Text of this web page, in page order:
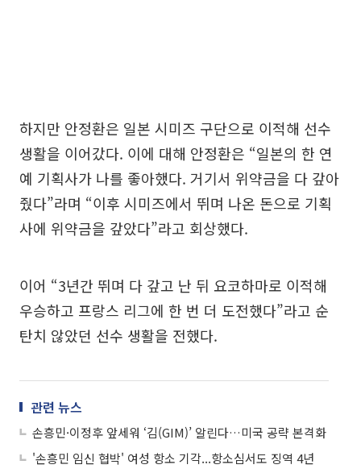
하지만 안정환은 일본 시미즈 구단으로 이적해 선수
생활을 이어갔다. 이에 대해 안정환은 “일본의 한 연
예 기획사가 나를 좋아했다. 거기서 위약금을 다 갚아
줬다”라며 “이후 시미즈에서 뛰며 나온 돈으로 기획
사에 위약금을 갚았다”라고 회상했다.
이어 “3년간 뛰며 다 갚고 난 뒤 요코하마로 이적해
우승하고 프랑스 리그에 한 번 더 도전했다”라고 순
탄치 않았던 선수 생활을 전했다.
관련 뉴스
손흥민·이정후 앞세워 ‘김(GIM)’ 알린다…미국 공략 본격화
'손흥민 임신 협박' 여성 항소 기각...항소심서도 징역 4년